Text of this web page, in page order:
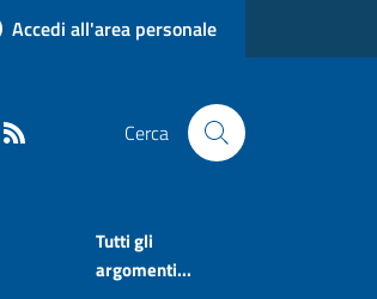
Accedi all'area personale
Cerca
Tutti gli
argomenti...